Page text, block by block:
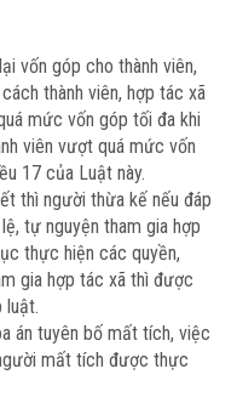
vốn góp cho thành viên,
thành viên, hợp tác xã
mức vốn góp tối đa khi
viên vượt quá mức vốn
17 của Luật này.
thì người thừa kế nếu đáp
tự nguyện tham gia hợp
thực hiện các quyền,
gia hợp tác xã thì được
luật.
án tuyên bố mất tích, việc
mất tích được thực